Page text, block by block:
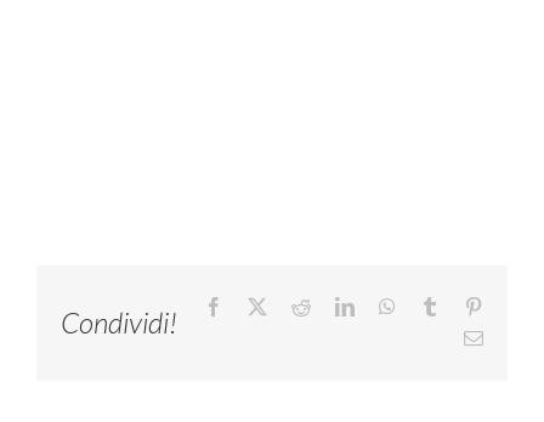
Condividi! Facebook RedditLinkedInWhatsApp
Tumblr
Email